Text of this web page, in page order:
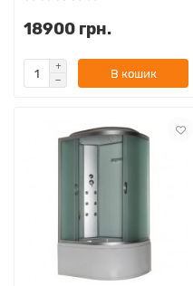
18900 грн.
В кошик